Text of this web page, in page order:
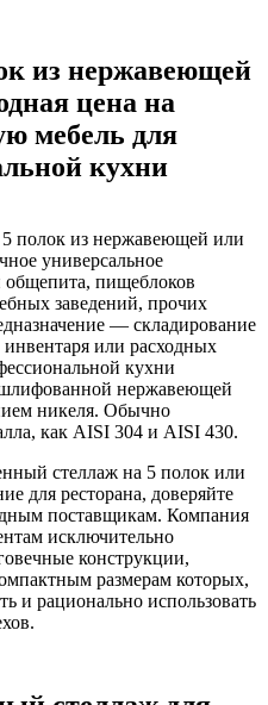
из нержавеющей
цена на
мебель для
кухни
полок из нержавеющей или
универсальное
общепита, пищеблоков
заведений, прочих
— складирование
или расходных
кухни
шлифованной нержавеющей
никеля. Обычно
как AISI 304 и AISI 430.
стеллаж на 5 полок или
для ресторана, доверяйте
поставщикам. Компания
исключительно
конструкции,
размерам которых,
и рационально использовать